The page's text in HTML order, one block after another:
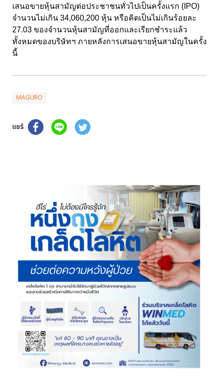
เสนอขายหุ้นสามัญต่อประชาชนทั่วไปเป็นครั้งแรก (IPO)
จำนวนไม่เกิน 34,060,200 หุ้น หรือคิดเป็นไม่เกินร้อยละ
27.03 ของจำนวนหุ้นสามัญที่ออกและเรียกชำระแล้ว
ทั้งหมดของบริษัทฯ ภายหลังการเสนอขายหุ้นสามัญในครั้ง
นี้
MAGURO
แชร์